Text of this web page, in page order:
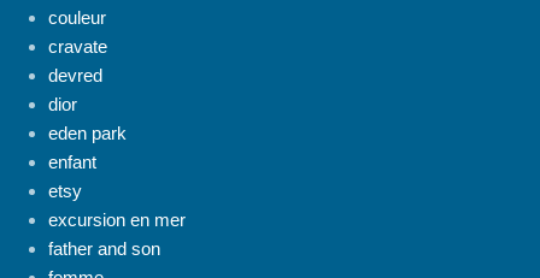
couleur
cravate
devred
dior
eden park
enfant
etsy
excursion en mer
father and son